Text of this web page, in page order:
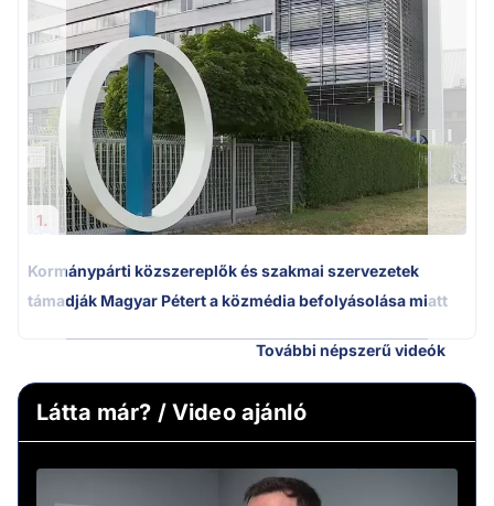
1.
Kormánypárti közszereplők és szakmai szervezetek
támadják Magyar Pétert a közmédia befolyásolása miatt
További népszerű videók
Látta már? / Video ajánló